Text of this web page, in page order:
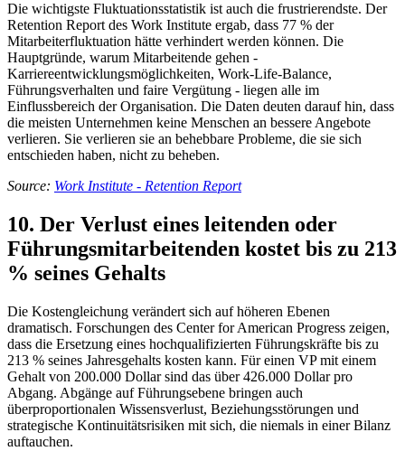
Die wichtigste Fluktuationsstatistik ist auch die frustrierendste. Der
Retention Report des Work Institute ergab, dass 77 % der
Mitarbeiterfluktuation hätte verhindert werden können. Die
Hauptgründe, warum Mitarbeitende gehen -
Karriereentwicklungsmöglichkeiten, Work-Life-Balance,
Führungsverhalten und faire Vergütung - liegen alle im
Einflussbereich der Organisation. Die Daten deuten darauf hin, dass
die meisten Unternehmen keine Menschen an bessere Angebote
verlieren. Sie verlieren sie an behebbare Probleme, die sie sich
entschieden haben, nicht zu beheben.
Source: Work Institute - Retention Report
10. Der Verlust eines leitenden oder
Führungsmitarbeitenden kostet bis zu 213
% seines Gehalts
Die Kostengleichung verändert sich auf höheren Ebenen
dramatisch. Forschungen des Center for American Progress zeigen,
dass die Ersetzung eines hochqualifizierten Führungskräfte bis zu
213 % seines Jahresgehalts kosten kann. Für einen VP mit einem
Gehalt von 200.000 Dollar sind das über 426.000 Dollar pro
Abgang. Abgänge auf Führungsebene bringen auch
überproportionalen Wissensverlust, Beziehungsstörungen und
strategische Kontinuitätsrisiken mit sich, die niemals in einer Bilanz
auftauchen.